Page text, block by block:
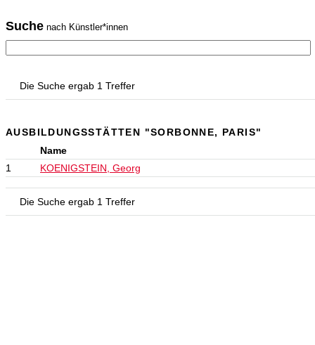
Suche nach Künstler*innen
Die Suche ergab 1 Treffer
AUSBILDUNGSSTÄTTEN "SORBONNE, PARIS"
Name
1
KOENIGSTEIN, Georg
Die Suche ergab 1 Treffer